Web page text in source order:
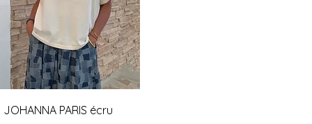
Aperçu rapide
PARIS écru